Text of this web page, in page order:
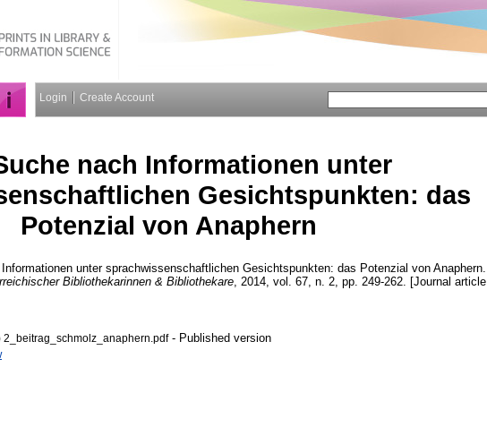
Login Create Account
nach Informationen unter
Gesichtspunkten: das
Potenzial von Anaphern
unter sprachwissenschaftlichen Gesichtspunkten: das Potenzial von Anaphern.
Bibliothekarinnen & Bibliothekare , 2014, vol. 67, n. 2, pp. 249-262. [Journal article
- Published version